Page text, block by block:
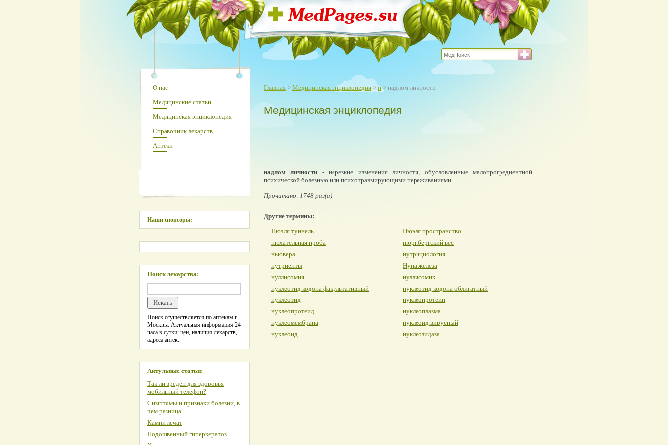
Главная > Медицинская энциклопедия > н> надлом личности
Медицинская энциклопедия
надлом личности - нерезкие изменения личности, обусловленные малопрогредиентной
психической болезнью или психотравмирующими переживаниями.
Прочитано: 1748 раз(а)
Другие термины:
Нюэля туннель
Нюэля пространство
нюхательная проба
нюрнбергский вес
ньювера
нутрициология
нутриенты
Нуна железа
нуллисомия
нуллисомик
нуклеотид кодона факультативный
нуклеотид кодона облигатный
нуклеотид
нуклеопротеин
нуклеопротеид
нуклеоплазма
нуклеомембрана
нуклеоид вирусный
нуклеоид
нуклеозидаза
О нас
Медицинские статьи
Медицинская энциклопедия
Справочник лекарств
Аптеки
Наши спонсоры:
Поиск лекарства:
Поиск осуществляется по аптекам г.
Москвы. Актуальная информация 24
часа в сутки: цен, наличия лекарств,
адреса аптек.
Актульные статьи:
Так ли вреден для здоровья
мобильный телефон?
Симптомы и признаки болезни, в
чем разница
Камни лечат
Подошвенный гиперкератоз